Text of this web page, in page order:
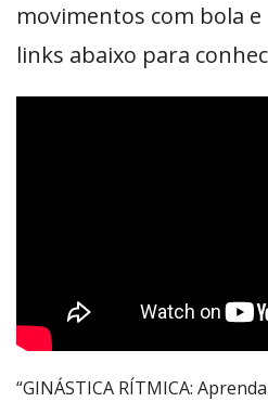
movimentos com bola e
links abaixo para
“GINÁSTICA RÍTMICA: